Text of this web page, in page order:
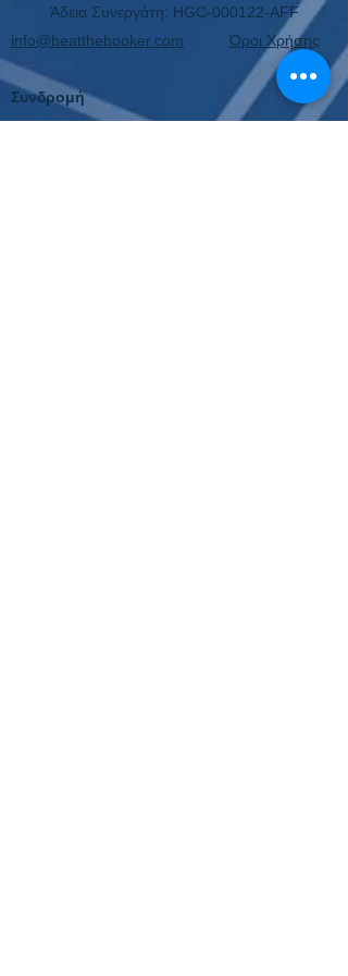
Άδεια Συνεργάτη: HGC-000122-AFF
info@beatthebooker.com
Όροι Χρήσης
Συνδρομή